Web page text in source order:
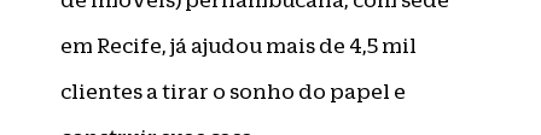
em Recife, já ajudou mais de 4,5 mil
clientes a tirar o sonho do papel e